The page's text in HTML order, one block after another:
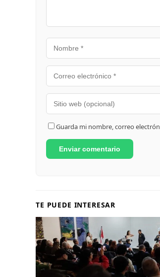
Guarda mi nombre, correo
TE PUEDE INTERESAR